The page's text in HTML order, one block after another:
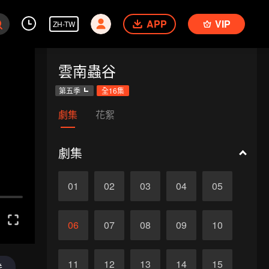
ZH-TW APP VIP
雲南蟲谷
第五季 全16集
劇集 花絮
劇集
01 02 03 04 05
06 07 08 09 10
11 12 13 14 15